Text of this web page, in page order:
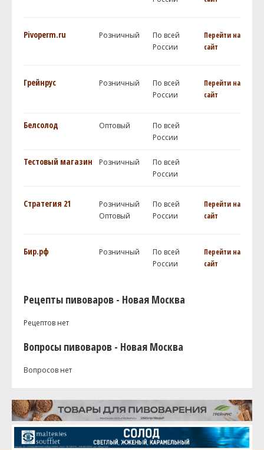
Pivoperm.ru Розничный
По всей
России
Перейти на
сайт
Грейнрус Розничный
По всей
России
Перейти на
сайт
Белсолод Оптовый
По всей
России
Тестовый магазин Розничный
По всей
России
Стратегия 21
Розничный
Оптовый
По всей
России
Перейти на
сайт
Бир.рф Розничный
По всей
России
Перейти на
сайт
Рецепты пивоваров - Новая Москва
Рецептов нет
Вопросы пивоваров - Новая Москва
Вопросов нет